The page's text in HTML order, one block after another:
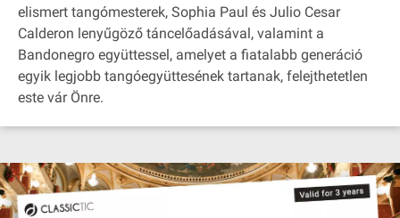
elismert tangómesterek, Sophia Paul és Julio Cesar
Calderon lenyűgöző táncelőadásával, valamint a
Bandonegro együttessel, amelyet a fiatalabb generáció
egyik legjobb tangóegyüttesének tartanak, felejthetetlen
este vár Önre.